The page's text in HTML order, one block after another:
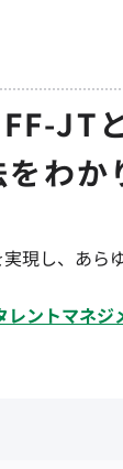
JT
わか
現し、あら
レントマネジ